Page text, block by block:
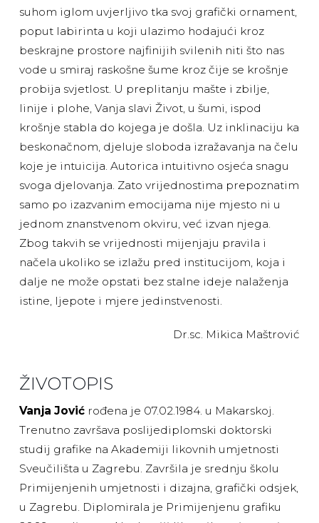
suhom iglom uvjerljivo tka svoj grafički ornament,
poput labirinta u koji ulazimo hodajući kroz
beskrajne prostore najfinijih svilenih niti što nas
vode u smiraj raskošne šume kroz čije se krošnje
probija svjetlost. U preplitanju mašte i zbilje,
linije i plohe, Vanja slavi Život, u šumi, ispod
krošnje stabla do kojega je došla. Uz inklinaciju ka
beskonačnom, djeluje sloboda izražavanja na čelu
koje je intuicija. Autorica intuitivno osjeća snagu
svoga djelovanja. Zato vrijednostima prepoznatim
samo po izazvanim emocijama nije mjesto ni u
jednom znanstvenom okviru, već izvan njega.
Zbog takvih se vrijednosti mijenjaju pravila i
načela ukoliko se izlažu pred institucijom, koja i
dalje ne može opstati bez stalne ideje nalaženja
istine, ljepote i mjere jedinstvenosti.
Dr.sc. Mikica Maštrović
ŽIVOTOPIS
Vanja Jovićrođena je 07.02.1984. u Makarskoj.
Trenutno završava poslijediplomski doktorski
studij grafike na Akademiji likovnih umjetnosti
Sveučilišta u Zagrebu. Završila je srednju školu
Primijenjenih umjetnosti i dizajna, grafički odsjek,
u Zagrebu. Diplomirala je Primijenjenu grafiku